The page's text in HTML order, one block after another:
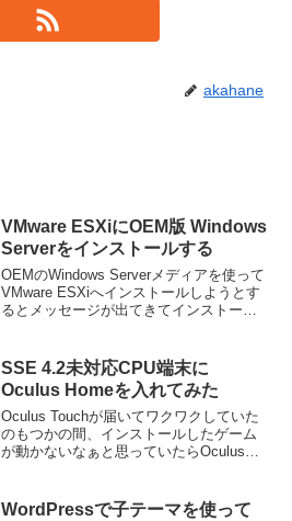
akahane
VMware ESXiにOEM版 Windows
Serverをインストールする
OEMのWindows Serverメディアを使って
VMware ESXiへインストールしようとす
るとメッセージが出てきてインストール
SSE 4.2未対応CPU端末に
Oculus Homeを入れてみた
Oculus Touchが届いてワクワクしていた
のもつかの間、インストールしたゲーム
が動かないなぁと思っていたらOculus
Homeを再インストールしようと...
WordPressで子テーマを使って